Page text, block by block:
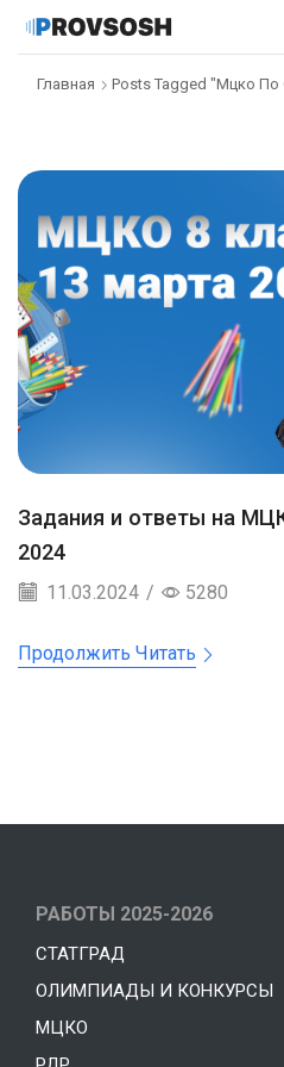
Главная Posts Tagged "мцко
Задания и ответы на
2024
11.03.2024 / 5280
Продолжить Читать
РАБОТЫ 2025-2026
СТАТГРАД
ОЛИМПИАДЫ И КОНКУРСЫ
МЦКО